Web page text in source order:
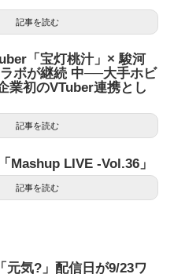
記事を読む
「宝灯桃汁」× 駿河
ボが継続 中──大手ホビ
業初のVTuber連携とし
記事を読む
Mashup LIVE -Vol.36」
記事を読む
元気?」配信日が9/23ワ